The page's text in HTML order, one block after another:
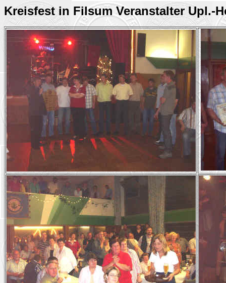
Kreisfest in Filsum Veranstalter